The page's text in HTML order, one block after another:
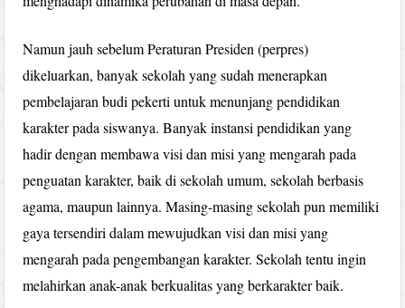
Namun jauh sebelum Peraturan Presiden (perpres)
dikeluarkan, banyak sekolah yang sudah menerapkan
pembelajaran budi pekerti untuk menunjang pendidikan
karakter pada siswanya. Banyak instansi pendidikan yang
hadir dengan membawa visi dan misi yang mengarah pada
penguatan karakter, baik di sekolah umum, sekolah berbasis
agama, maupun lainnya. Masing-masing sekolah pun memiliki
gaya tersendiri dalam mewujudkan visi dan misi yang
mengarah pada pengembangan karakter. Sekolah tentu ingin
melahirkan anak-anak berkualitas yang berkarakter baik.